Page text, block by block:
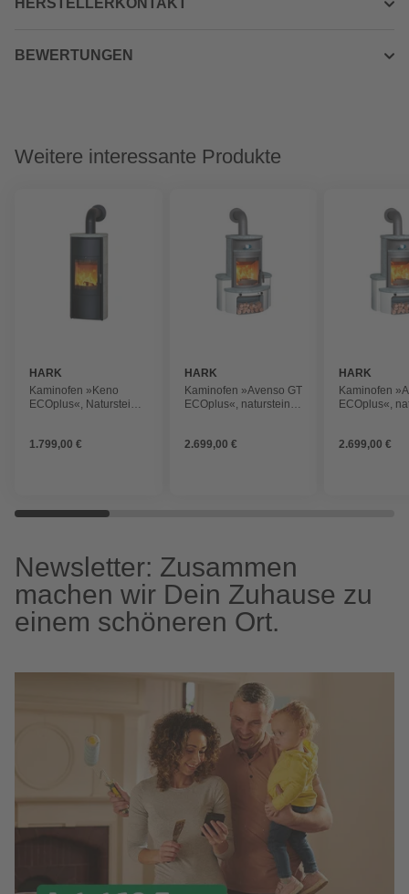
HERSTELLERKONTAKT
BEWERTUNGEN
Weitere interessante Produkte
HARK
Kaminofen »Keno
ECOplus«, Naturstein,
1.799,00 €
HARK
Kaminofen »Avenso GT
ECOplus«, naturstein,
2.699,00 €
HARK
Kaminofen
ECOplus«,
2.699,00 €
Newsletter: Zusammen
machen wir Dein Zuhause zu
einem schöneren Ort.